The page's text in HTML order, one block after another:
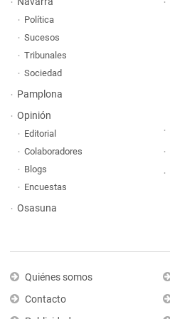
Política
Sucesos
Tribunales
Sociedad
Pamplona
Opinión
Editorial
Colaboradores
Blogs
Encuestas
Osasuna
Quiénes somos
Contacto